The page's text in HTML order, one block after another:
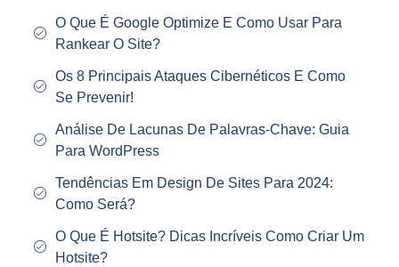
O Que É Google Optimize E Como Usar Para
Rankear O Site?
Os 8 Principais Ataques Cibernéticos E Como
Se Prevenir!
Análise De Lacunas De Palavras-Chave: Guia
Para WordPress
Tendências Em Design De Sites Para 2024:
Como Será?
O Que É Hotsite? Dicas Incríveis Como Criar Um
Hotsite?